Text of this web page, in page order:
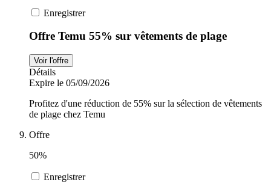
Enregistrer
Offre Temu 55% sur vêtements de plage
Voir l'offre
Détails
Expire le 05/09/2026
Profitez d'une réduction de 55% sur la sélection de vêtements
de plage chez Temu
Offre
50%
Enregistrer